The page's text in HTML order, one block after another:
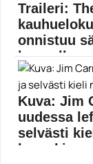
Traileri:
onnistuu
kunnolla
Orange Is the New
Elokuvat
Kuva: Jim
uudessa
selvästi
korvakin...